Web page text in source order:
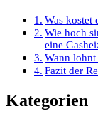
Was kostet
Wie hoch
eine
Wann
Fazit der
Kategorien